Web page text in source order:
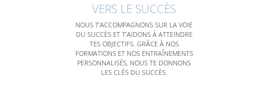
VERS LE SUCCÈS
NOUS T’ACCOMPAGNONS SUR LA VOIE
DU SUCCÈS ET T’AIDONS À ATTEINDRE
TES OBJECTIFS. GRÂCE À NOS
FORMATIONS ET NOS ENTRAÎNEMENTS
PERSONNALISÉS, NOUS TE DONNONS
LES CLÉS DU SUCCÈS.